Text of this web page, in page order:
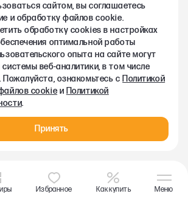
компаний Каркас Монолит
персональных данных
рекламно-информационных материалов
представленная на данном сайте, носит
характер и ни при каких
публичной офертой, определяемой
Избранное Как купить Меню
сайтом, вы соглашаетесь
и обработку файлов cookie.
обработку сookies в настройках
оптимальной работы
опыта на сайте могут
системы веб-аналитики, в том числе
Пожалуйста, ознакомьтесь с Политикой
cookieи Политикой
.
Принять